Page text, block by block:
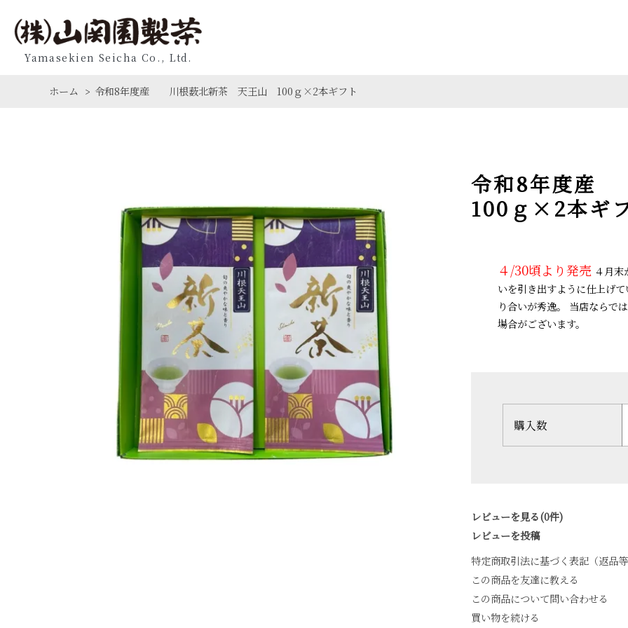
Yamasekien Seicha Co., Ltd.
ホーム > 令和8年度産 川根薮北新茶 天王山 100ｇ×2本ギフト
令和8年度産
100ｇ×2本ギ
４/30頃より発売 ４月
いを引き出すように仕上げ
り合いが秀逸。 当店ならで
場合がございます。
購入数
レビューを見る(0件)
レビューを投稿
特定商取引法に基づく表記（返品等
この商品を友達に教える
この商品について問い合わせる
買い物を続ける